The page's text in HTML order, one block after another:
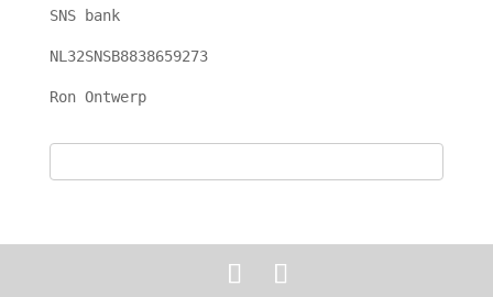
SNS bank
NL32SNSB8838659273
Ron Ontwerp